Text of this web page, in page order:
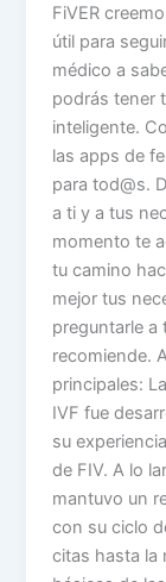
FiVER
útil para
médico a
podrás tener
inteligente.
las apps de
para tod@s.
a ti y a tus
momento te
tu camino
mejor tus
preguntarle a
recomiende.
principales:
IVF fue
su
de FIV. A lo
mantuvo un
con su ciclo
citas hasta la